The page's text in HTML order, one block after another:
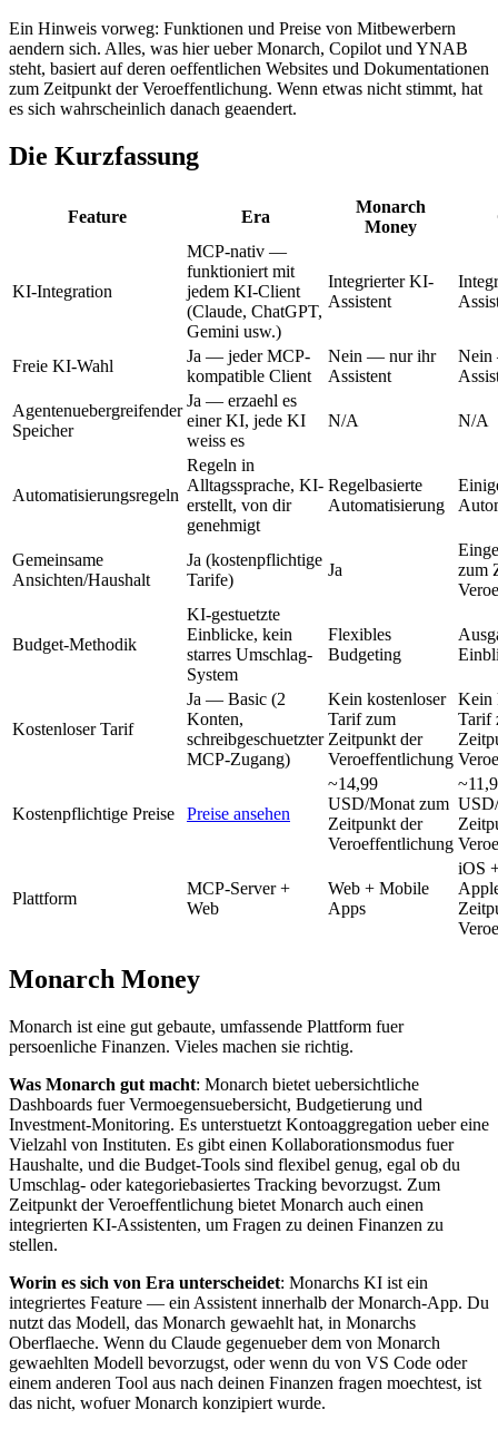
Ein Hinweis vorweg: Funktionen und Preise von Mitbewerbern
aendern sich. Alles, was hier ueber Monarch, Copilot und YNAB
steht, basiert auf deren oeffentlichen Websites und Dokumentationen
zum Zeitpunkt der Veroeffentlichung. Wenn etwas nicht stimmt, hat
es sich wahrscheinlich danach geaendert.
Die Kurzfassung
Feature Era
Monarch
Money
KI-Integration
MCP-nativ —
funktioniert mit
jedem KI-Client
(Claude, ChatGPT,
Gemini usw.)
Integrierter KI-
Assistent
Freie KI-Wahl
Ja — jeder MCP-
kompatible Client
Nein — nur ihr
Assistent
Agentenuebergreifender
Speicher
Ja — erzaehl es
einer KI, jede KI
weiss es
N/A N/A
Automatisierungsregeln
Regeln in
Alltagssprache, KI-
erstellt, von dir
genehmigt
Regelbasierte
Automatisierung
Gemeinsame
Ansichten/Haushalt
Ja (kostenpflichtige
Tarife)
Ja
zum
Budget-Methodik
KI-gestuetzte
Einblicke, kein
starres Umschlag-
System
Flexibles
Budgeting
Kostenloser Tarif
Ja — Basic (2
Konten,
schreibgeschuetzter
MCP-Zugang)
Kein kostenloser
Tarif zum
Zeitpunkt der
Veroeffentlichung
Kein
Tarif
Kostenpflichtige Preise Preise ansehen
~14,99
USD/Monat zum
Zeitpunkt der
Veroeffentlichung
Plattform
MCP-Server +
Web
Web + Mobile
Apps
iOS
Monarch Money
Monarch ist eine gut gebaute, umfassende Plattform fuer
persoenliche Finanzen. Vieles machen sie richtig.
Was Monarch gut macht: Monarch bietet uebersichtliche
Dashboards fuer Vermoegensuebersicht, Budgetierung und
Investment-Monitoring. Es unterstuetzt Kontoaggregation ueber eine
Vielzahl von Instituten. Es gibt einen Kollaborationsmodus fuer
Haushalte, und die Budget-Tools sind flexibel genug, egal ob du
Umschlag- oder kategoriebasiertes Tracking bevorzugst. Zum
Zeitpunkt der Veroeffentlichung bietet Monarch auch einen
integrierten KI-Assistenten, um Fragen zu deinen Finanzen zu
stellen.
Worin es sich von Era unterscheidet: Monarchs KI ist ein
integriertes Feature — ein Assistent innerhalb der Monarch-App. Du
nutzt das Modell, das Monarch gewaehlt hat, in Monarchs
Oberflaeche. Wenn du Claude gegenueber dem von Monarch
gewaehlten Modell bevorzugst, oder wenn du von VS Code oder
einem anderen Tool aus nach deinen Finanzen fragen moechtest, ist
das nicht, wofuer Monarch konzipiert wurde.